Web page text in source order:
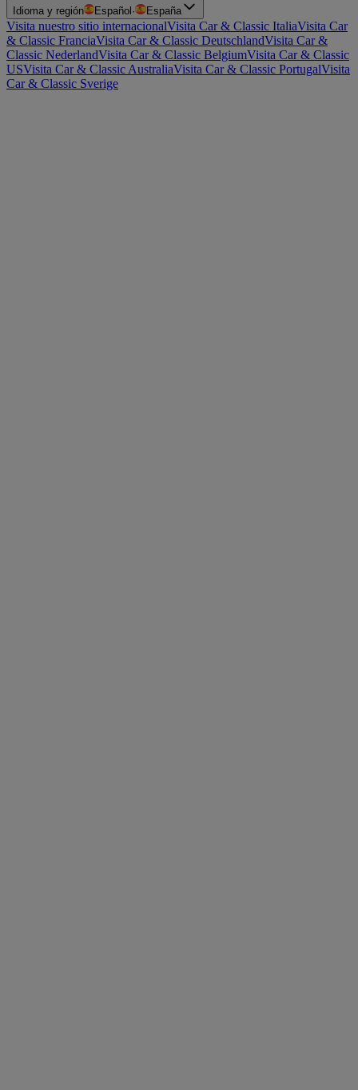
Idioma y región Español · España
Visita nuestro sitio internacionalVisita Car & Classic ItaliaVisita Car
& Classic FranciaVisita Car & Classic DeutschlandVisita Car &
Classic NederlandVisita Car & Classic BelgiumVisita Car & Classic
USVisita Car & Classic AustraliaVisita Car & Classic PortugalVisita
Car & Classic Sverige